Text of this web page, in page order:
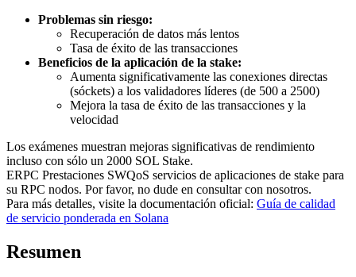
Problemas sin riesgo:
Recuperación de datos más lentos
Tasa de éxito de las transacciones
Beneficios de la aplicación de la stake:
Aumenta significativamente las conexiones directas
(sóckets) a los validadores líderes (de 500 a 2500)
Mejora la tasa de éxito de las transacciones y la
velocidad
Los exámenes muestran mejoras significativas de rendimiento
incluso con sólo un 2000 SOL Stake.
ERPC Prestaciones SWQoS servicios de aplicaciones de stake para
su RPC nodos. Por favor, no dude en consultar con nosotros.
Para más detalles, visite la documentación oficial: Guía de calidad
de servicio ponderada en Solana
Resumen